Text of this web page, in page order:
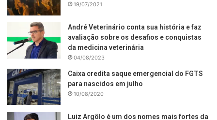
19/07/2021
André Veterinário conta sua história e faz
avaliação sobre os desafios e conquistas
da medicina veterinária
04/08/2023
Caixa credita saque emergencial do FGTS
para nascidos em julho
10/08/2020
Luiz Argôlo é um dos nomes mais fortes da